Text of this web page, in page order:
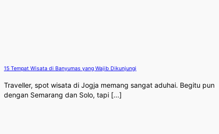
15 Tempat Wisata di Banyumas yang Wajib Dikunjungi
Traveller, spot wisata di Jogja memang sangat aduhai. Begitu pun
dengan Semarang dan Solo, tapi [...]